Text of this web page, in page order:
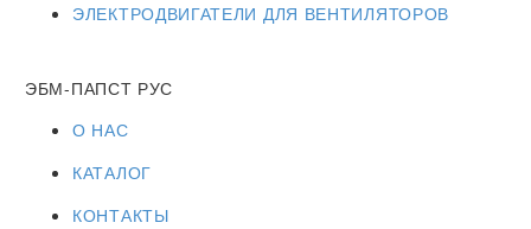
ЭЛЕКТРОДВИГАТЕЛИ ДЛЯ ВЕНТИЛЯТОРОВ
ЭБМ-ПАПСТ РУС
О НАС
КАТАЛОГ
КОНТАКТЫ